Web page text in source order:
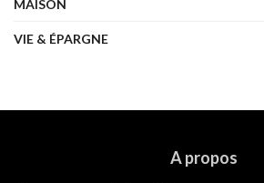
MAISON
VIE & ÉPARGNE
A propos